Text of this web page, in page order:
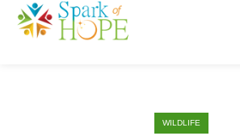
WILDLIFE